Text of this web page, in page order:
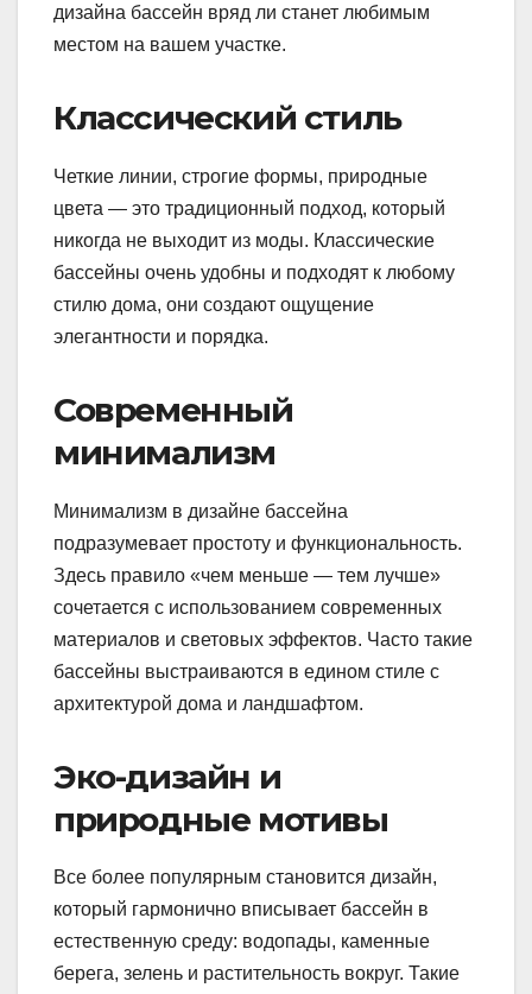
дизайна бассейн вряд ли станет любимым
местом на вашем участке.
Классический стиль
Четкие линии, строгие формы, природные
цвета — это традиционный подход, который
никогда не выходит из моды. Классические
бассейны очень удобны и подходят к любому
стилю дома, они создают ощущение
элегантности и порядка.
Современный
минимализм
Минимализм в дизайне бассейна
подразумевает простоту и функциональность.
Здесь правило «чем меньше — тем лучше»
сочетается с использованием современных
материалов и световых эффектов. Часто такие
бассейны выстраиваются в едином стиле с
архитектурой дома и ландшафтом.
Эко-дизайн и
природные мотивы
Все более популярным становится дизайн,
который гармонично вписывает бассейн в
естественную среду: водопады, каменные
берега, зелень и растительность вокруг. Такие